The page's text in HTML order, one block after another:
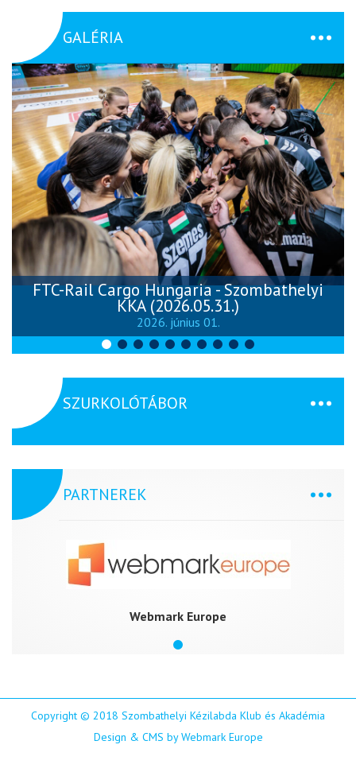
GALÉRIA
FTC-Rail Cargo Hungaria - Szombathelyi
KKA (2026.05.31.)
2026. június 01.
SZURKOLÓTÁBOR
PARTNEREK
Webmark Europe
Copyright © 2018 Szombathelyi Kézilabda Klub és Akadémia
Design & CMS by Webmark Europe